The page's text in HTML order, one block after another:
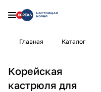
Главная Каталог
Корейская
кастрюля для